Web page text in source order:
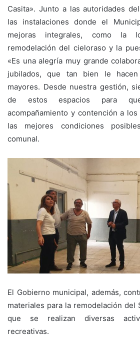
Casita». Junto a las autoridades
las instalaciones donde el
mejoras integrales, como la
remodelación del cieloraso y la
«Es una alegría muy grande
jubilados, que tan bien le
mayores. Desde nuestra gestión,
de estos espacios para
acompañamiento y contención a
las mejores condiciones
comunal.
El Gobierno municipal, además,
materiales para la remodelación del
que se realizan diversas
recreativas.